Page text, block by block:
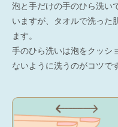
泡と手だけの手のひら洗い
いますが、タオルで洗った
ます。
手のひら洗いは泡をクッシ
ないように洗うのがコツで